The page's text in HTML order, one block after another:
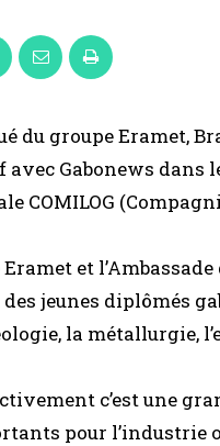
du groupe Eramet,
Gabonews
COMILOG
Eramet et
jeunes diplômés
la métallurgie,
c’est une
pour l’industrie